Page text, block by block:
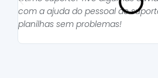
com a ajuda do pessoal do
planilhas sem problemas!